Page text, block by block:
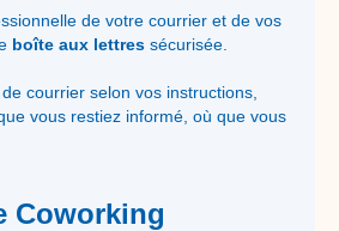
de votre courrier et de vos
boîte aux lettres sécurisée.
courrier selon vos instructions,
vous restiez informé, où que vous
Coworking